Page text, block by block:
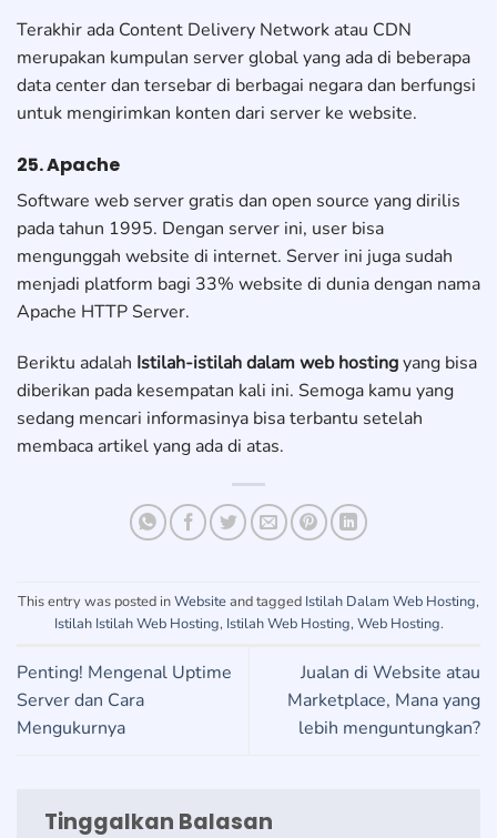
Terakhir ada Content Delivery Network atau CDN
merupakan kumpulan server global yang ada di beberapa
data center dan tersebar di berbagai negara dan berfungsi
untuk mengirimkan konten dari server ke website.
25. Apache
Software web server gratis dan open source yang dirilis
pada tahun 1995. Dengan server ini, user bisa
mengunggah website di internet. Server ini juga sudah
menjadi platform bagi 33% website di dunia dengan nama
Apache HTTP Server.
Beriktu adalah Istilah-istilah dalam web hostingyang bisa
diberikan pada kesempatan kali ini. Semoga kamu yang
sedang mencari informasinya bisa terbantu setelah
membaca artikel yang ada di atas.
This entry was posted inWebsiteand tagged Istilah Dalam Web Hosting,
Istilah Istilah Web Hosting, Istilah Web Hosting, Web Hosting.
Penting! Mengenal Uptime
Server dan Cara
Mengukurnya
Jualan di Website atau
Marketplace, Mana yang
lebih menguntungkan?
Tinggalkan Balasan